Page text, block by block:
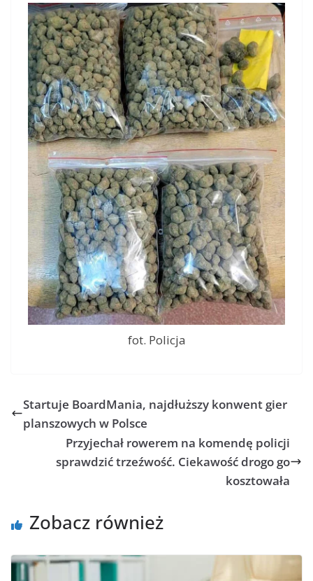
fot. Policja
Startuje BoardMania, najdłuższy konwent gier
planszowych w Polsce
Przyjechał rowerem na komendę policji
sprawdzić trzeźwość. Ciekawość drogo go
kosztowała
Zobacz również